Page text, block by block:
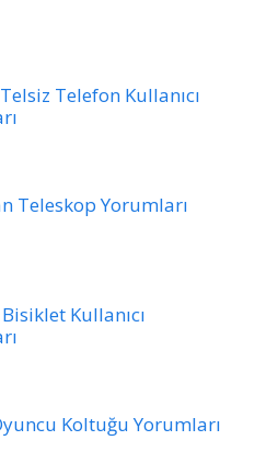
Telefon Kullanıcı
Teleskop Yorumları
Kullanıcı
Koltuğu Yorumları